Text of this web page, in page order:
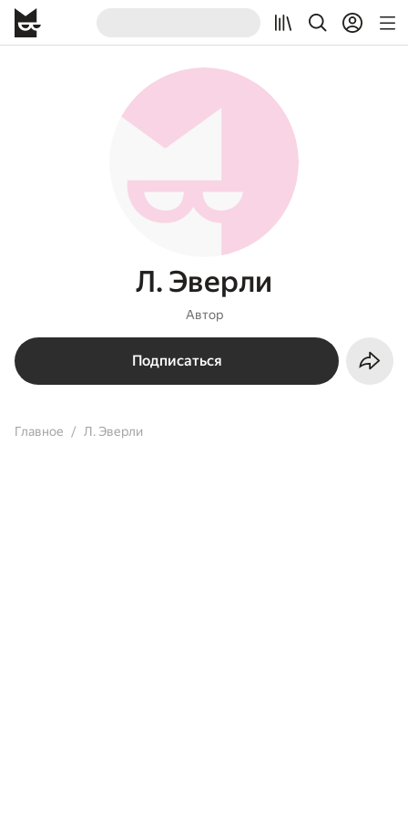
Л. Эверли
Автор
Подписаться
Главное Л. Эверли